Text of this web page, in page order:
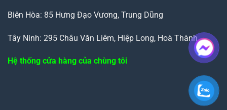
Biên Hòa: 85 Hưng Đạo Vương, Trung Dũng
Tây Ninh: 295 Châu Văn Liêm, Hiệp Long, Hoà Thành
Hệ thống cửa hàng của chùng tôi